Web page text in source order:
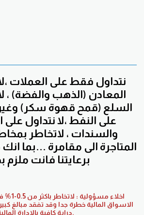
نتداول فقط على العملات
المعادن (الذهب والفضة) ،
السلع (قمح قهوة سكر)
على النفط ،لا نتداول
والسندات ، لاتخاطر
المتاجرة الى مقامرة ...بما
برعايتنا فانت ملزم
اخلاء
الاسواق المالية خطرة جدا وقد تفقد مبالغ
دراية كافية بالادارة المالية.